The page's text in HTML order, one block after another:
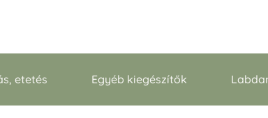
etetés Egyéb kiegészítők